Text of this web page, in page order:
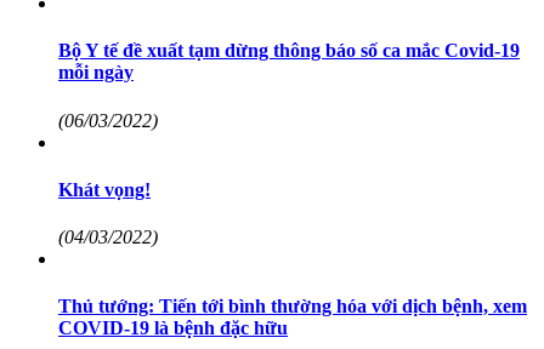
Bộ Y tế đề xuất tạm dừng thông báo số ca mắc Covid-19
mỗi ngày
(06/03/2022)
Khát vọng!
(04/03/2022)
Thủ tướng: Tiến tới bình thường hóa với dịch bệnh, xem
COVID-19 là bệnh đặc hữu